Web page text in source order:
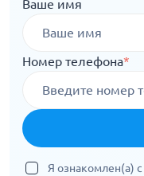
Ваше имя
Номер телефона*
Я ознакомлен(а) с